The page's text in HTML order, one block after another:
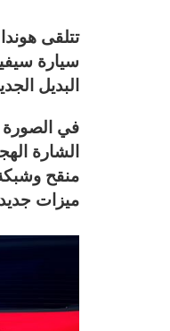
سيارة
البديل
الشارة
منقح وشبكة
ميزات جديدة إلى سيفيك 2025 ،